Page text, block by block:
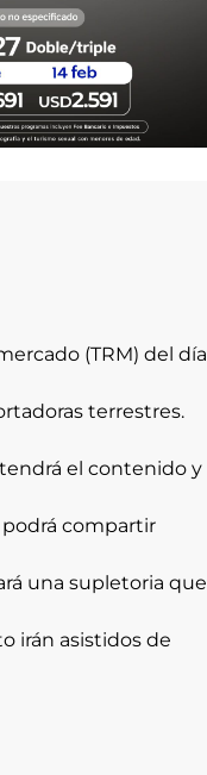
(TRM) del día
terrestres.
el contenido y
compartir
una supletoria que
irán asistidos de